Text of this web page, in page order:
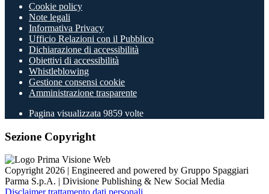
Cookie policy
Note legali
Informativa Privacy
Ufficio Relazioni con il Pubblico
Dichiarazione di accessibilità
Obiettivi di accessibilità
Whistleblowing
Gestione consensi cookie
Amministrazione trasparente
Pagina visualizzata 9859 volte
Sezione Copyright
Copyright 2026 | Engineered and powered by Gruppo Spaggiari
Parma S.p.A. | Divisione Publishing & New Social Media